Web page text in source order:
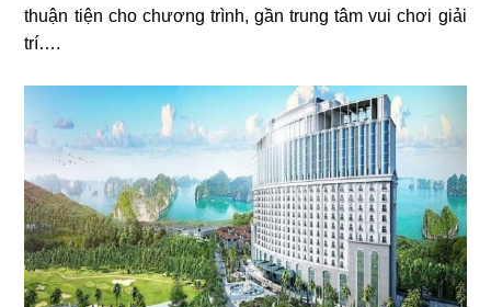
thuận tiện cho chương trình, gần trung tâm vui chơi giải
trí….